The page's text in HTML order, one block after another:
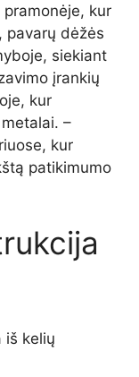
kur
pavarų dėžės
siekiant
įrankių
kur
–
kur
patikimumo
iš kelių